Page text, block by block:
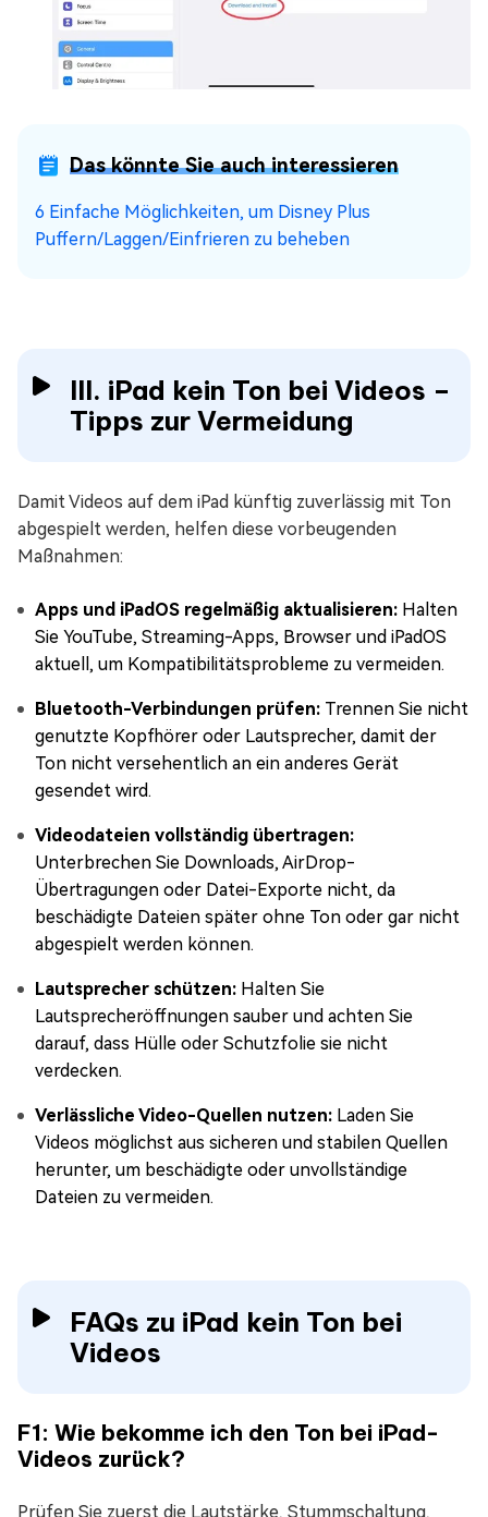
Das könnte Sie auch interessieren
6 Einfache Möglichkeiten, um Disney Plus
Puffern/Laggen/Einfrieren zu beheben
III. iPad kein Ton bei Videos –
Tipps zur Vermeidung
Damit Videos auf dem iPad künftig zuverlässig mit Ton
abgespielt werden, helfen diese vorbeugenden
Maßnahmen:
Apps und iPadOS regelmäßig aktualisieren: Halten
Sie YouTube, Streaming-Apps, Browser und iPadOS
aktuell, um Kompatibilitätsprobleme zu vermeiden.
Bluetooth-Verbindungen prüfen: Trennen Sie nicht
genutzte Kopfhörer oder Lautsprecher, damit der
Ton nicht versehentlich an ein anderes Gerät
gesendet wird.
Videodateien vollständig übertragen:
Unterbrechen Sie Downloads, AirDrop-
Übertragungen oder Datei-Exporte nicht, da
beschädigte Dateien später ohne Ton oder gar nicht
abgespielt werden können.
Lautsprecher schützen: Halten Sie
Lautsprecheröffnungen sauber und achten Sie
darauf, dass Hülle oder Schutzfolie sie nicht
verdecken.
Verlässliche Video-Quellen nutzen: Laden Sie
Videos möglichst aus sicheren und stabilen Quellen
herunter, um beschädigte oder unvollständige
Dateien zu vermeiden.
FAQs zu iPad kein Ton bei
Videos
F1: Wie bekomme ich den Ton bei iPad-
Videos zurück?
Prüfen Sie zuerst die Lautstärke, Stummschaltung,